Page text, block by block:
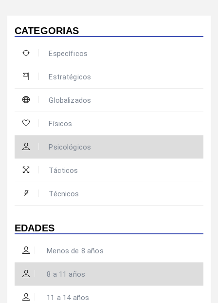
CATEGORIAS
Específicos
Estratégicos
Globalizados
Físicos
Psicológicos
Tácticos
Técnicos
EDADES
Menos de 8 años
8 a 11 años
11 a 14 años